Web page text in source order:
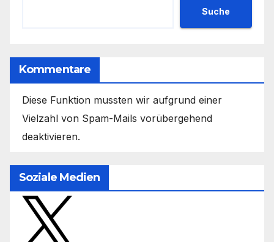
Suche
Kommentare
Diese Funktion mussten wir aufgrund einer
Vielzahl von Spam-Mails vorübergehend
deaktivieren.
Soziale Medien